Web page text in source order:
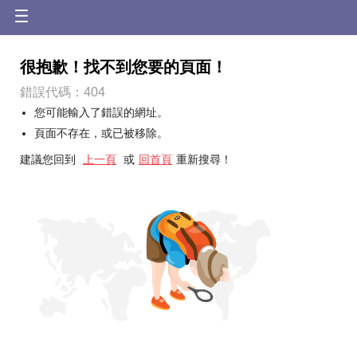
很抱歉！找不到您要的頁面！
錯誤代碼：404
您可能輸入了錯誤的網址。
頁面不存在，或已被移除。
建議您回到 上一頁 或 回首頁 重新搜尋！